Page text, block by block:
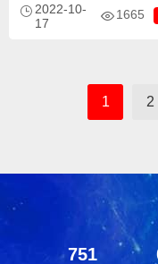
载，PbootCMS内核开发
模板，该模板适用于企业集
2022-10-
17
1665
1 2
751